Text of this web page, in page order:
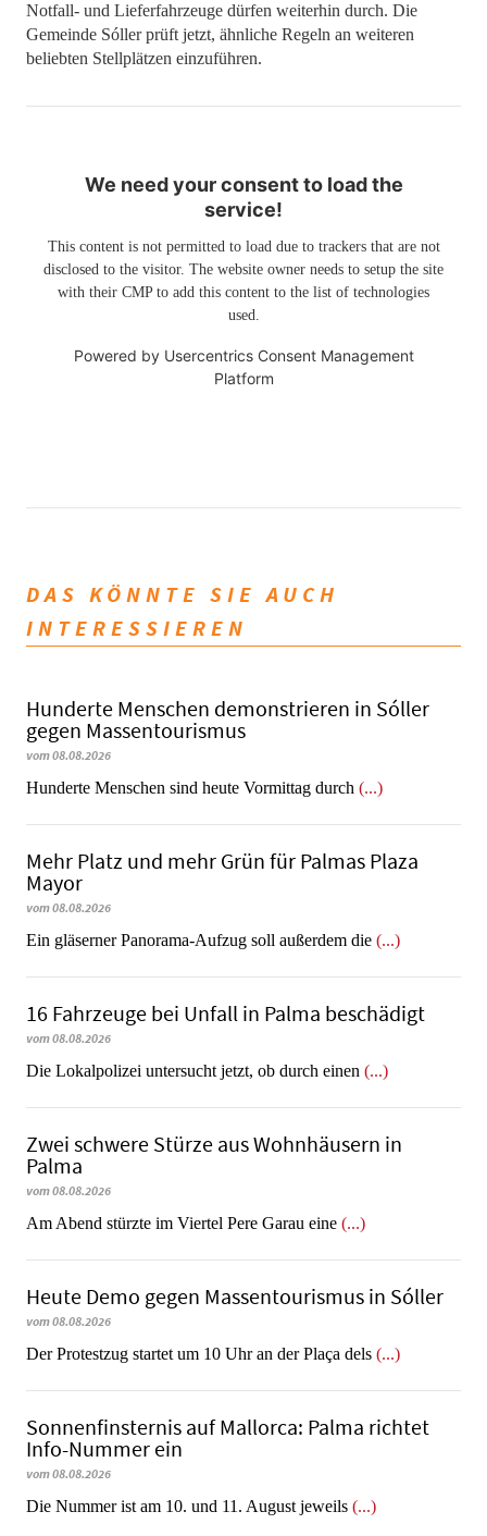
Notfall- und Lieferfahrzeuge dürfen weiterhin durch. Die
Gemeinde Sóller prüft jetzt, ähnliche Regeln an weiteren
beliebten Stellplätzen einzuführen.
We need your consent to load the
service!
This content is not permitted to load due to trackers that are not
disclosed to the visitor. The website owner needs to setup the site
with their CMP to add this content to the list of technologies
used.
Powered by Usercentrics Consent Management
Platform
DAS KÖNNTE SIE AUCH
INTERESSIEREN
Hunderte Menschen demonstrieren in Sóller
gegen Massentourismus
vom 08.08.2026
Hunderte Menschen sind heute Vormittag durch (...)
Mehr Platz und mehr Grün für Palmas Plaza
Mayor
vom 08.08.2026
Ein gläserner Panorama-Aufzug soll außerdem die (...)
16 Fahrzeuge bei Unfall in Palma beschädigt
vom 08.08.2026
Die Lokalpolizei untersucht jetzt, ob durch einen (...)
Zwei schwere Stürze aus Wohnhäusern in
Palma
vom 08.08.2026
Am Abend stürzte im Viertel Pere Garau eine (...)
Heute Demo gegen Massentourismus in Sóller
vom 08.08.2026
Der Protestzug startet um 10 Uhr an der Plaça dels (...)
Sonnenfinsternis auf Mallorca: Palma richtet
Info-Nummer ein
vom 08.08.2026
Die Nummer ist am 10. und 11. August jeweils (...)